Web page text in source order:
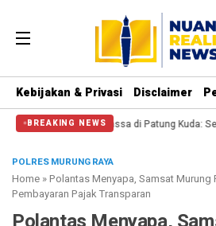
Kebijakan & Privasi Disclaimer
BREAKING NEWS
Massa di Patung Kuda: Semoga Aparat
POLRES MURUNG RAYA
Home »Polantas Menyapa, Samsat Murung
Pembayaran Pajak Transparan